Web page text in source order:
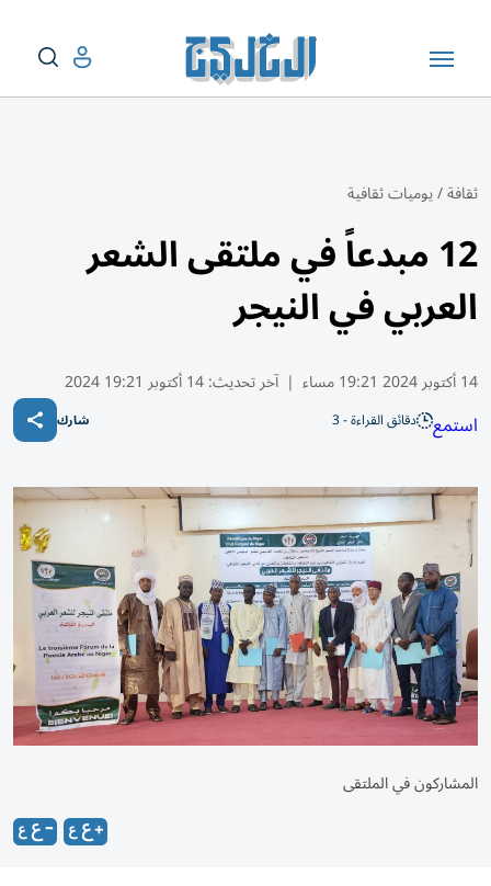
ثقافة/يوميات ثقافية
12 مبدعاً في ملتقى الشعر
العربي في النيجر
14 أكتوبر 2024 19:21 مساء | آخر تحديث:14 أكتوبر 19:21 2024
استمع دقائق القراءة - 3 شارك
المشاركون في الملتقى